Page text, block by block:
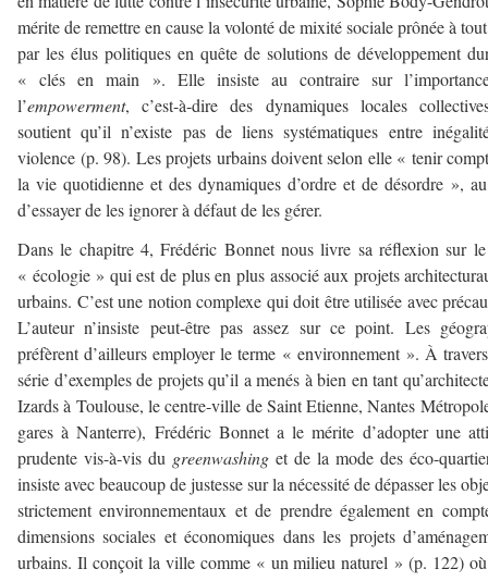
mérite de remettre en cause la volonté de mixité sociale prônée à
par les élus politiques en quête de solutions de développement
« clés en main ». Elle insiste au contraire sur
l’empowerment, c’est-à-dire des dynamiques locales
soutient qu’il n’existe pas de liens systématiques entre
violence (p. 98). Les projets urbains doivent selon elle « tenir
la vie quotidienne et des dynamiques d’ordre et de désordre »,
d’essayer de les ignorer à défaut de les gérer.
Dans le chapitre 4, Frédéric Bonnet nous livre sa réflexion sur
« écologie » qui est de plus en plus associé aux projets
urbains. C’est une notion complexe qui doit être utilisée avec
L’auteur n’insiste peut-être pas assez sur ce point. Les
préfèrent d’ailleurs employer le terme « environnement ». À
série d’exemples de projets qu’il a menés à bien en tant
Izards à Toulouse, le centre-ville de Saint Etienne, Nantes
gares à Nanterre), Frédéric Bonnet a le mérite d’adopter une
prudente vis-à-vis du greenwashing et de la mode des éco-
insiste avec beaucoup de justesse sur la nécessité de dépasser les
strictement environnementaux et de prendre également en
dimensions sociales et économiques dans les projets
urbains. Il conçoit la ville comme « un milieu naturel » (p. 122)